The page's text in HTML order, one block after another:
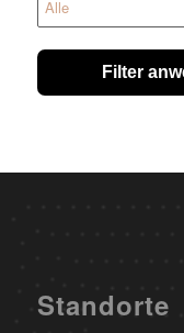
Filter
Standorte